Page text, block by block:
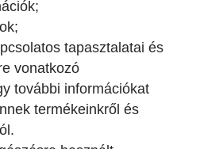
tapasztalatai és
vonatkozó
további információkat
termékeinkről és